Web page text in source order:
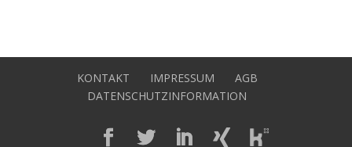
KONTAKT IMPRESSUM
AGB
DATENSCHUTZINFORMATION